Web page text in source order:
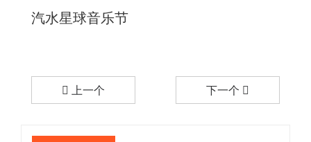
汽水星球音乐节
上一个 下一个